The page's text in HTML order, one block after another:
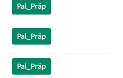
Pal_Präp
Pal_Präp
Pal_Präp